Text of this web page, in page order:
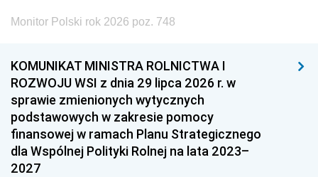
Monitor Polski rok 2026 poz. 748
KOMUNIKAT MINISTRA ROLNICTWA I
ROZWOJU WSI z dnia 29 lipca 2026 r. w
sprawie zmienionych wytycznych
podstawowych w zakresie pomocy
finansowej w ramach Planu Strategicznego
dla Wspólnej Polityki Rolnej na lata 2023–
2027